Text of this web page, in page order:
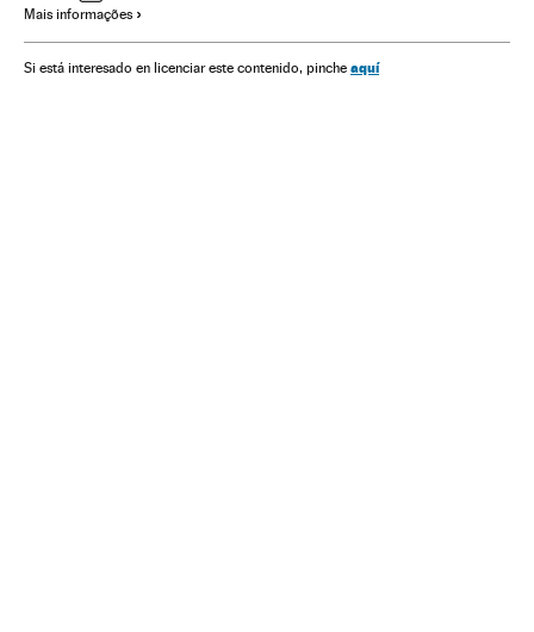
Mais informações
Si está interesado en licenciar este contenido, pinche aquí